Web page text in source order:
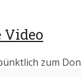
Video
zum